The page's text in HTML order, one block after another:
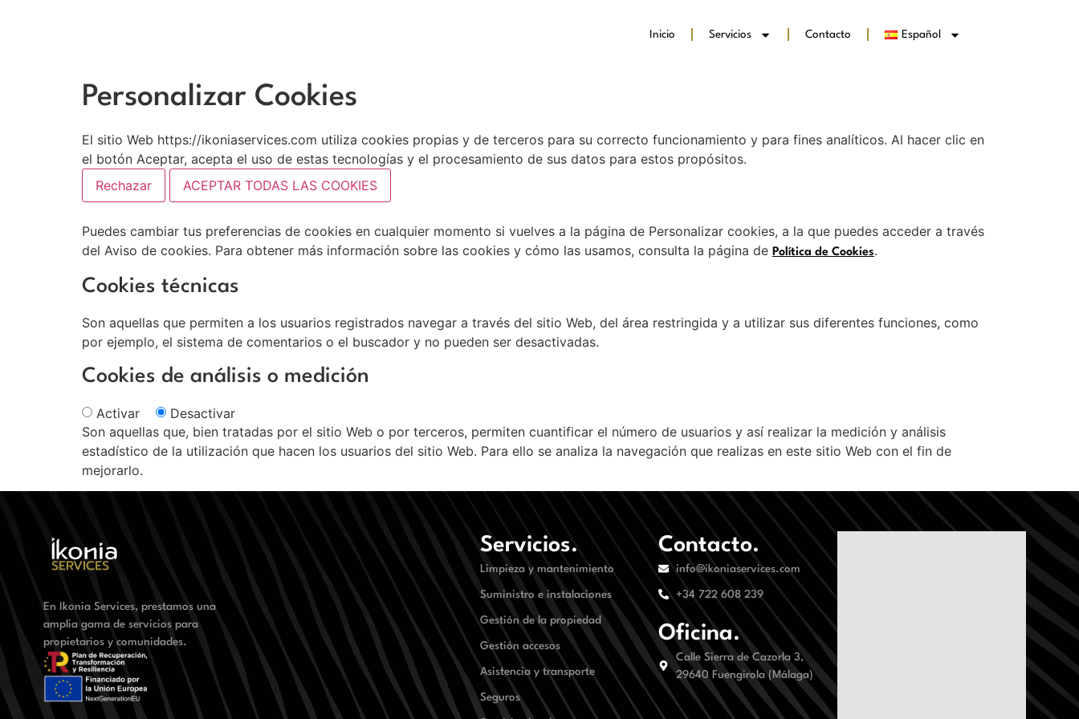
Inicio Servicios Contacto Español
Personalizar Cookies
El sitio Web https://ikoniaservices.com utiliza cookies propias y de terceros para su correcto funcionamiento y para fines analíticos. Al hacer clic en
el botón Aceptar, acepta el uso de estas tecnologías y el procesamiento de sus datos para estos propósitos.
Rechazar
ACEPTAR TODAS LAS COOKIES
Puedes cambiar tus preferencias de cookies en cualquier momento si vuelves a la página de Personalizar cookies, a la que puedes acceder a través
del Aviso de cookies. Para obtener más información sobre las cookies y cómo las usamos, consulta la página de Política de Cookies.
Cookies técnicas
Son aquellas que permiten a los usuarios registrados navegar a través del sitio Web, del área restringida y a utilizar sus diferentes funciones, como
por ejemplo, el sistema de comentarios o el buscador y no pueden ser desactivadas.
Cookies de análisis o medición
Activar
Desactivar
Son aquellas que, bien tratadas por el sitio Web o por terceros, permiten cuantificar el número de usuarios y así realizar la medición y análisis
estadístico de la utilización que hacen los usuarios del sitio Web. Para ello se analiza la navegación que realizas en este sitio Web con el fin de
mejorarlo.
En Ikonia Services, prestamos una
amplia gama de servicios para
propietarios y comunidades.
Servicios.
Limpieza y mantenimiento
Suministro e instalaciones
Gestión de la propiedad
Gestión accesos
Asistencia y transporte
Seguros
Contacto.
info@ikoniaservices.com
+34 722 608 239
Oficina.
Calle Sierra de Cazorla 3,
29640 Fuengirola (Málaga)